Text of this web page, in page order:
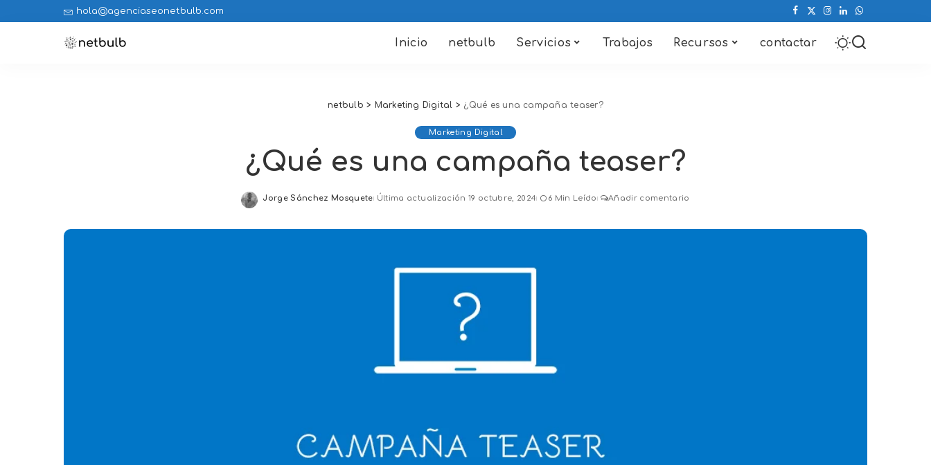
hola@agenciaseonetbulb.com
Inicio netbulb Servicios Trabajos Recursos contactar
netbulb > Marketing Digital > ¿Qué es una campaña teaser?
Marketing Digital
¿Qué es una campaña teaser?
Posted
Jorge Sánchez Mosquete Última actualización 19 octubre, 2024 6 Min Leído Añadir comentario